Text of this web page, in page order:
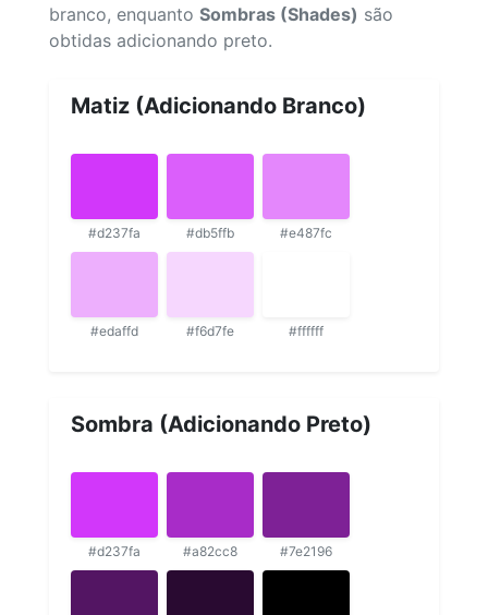
branco, enquanto Sombras (Shades) são
obtidas adicionando preto.
Matiz (Adicionando Branco)
#d237fa #db5ffb #e487fc
#edaffd #f6d7fe #ffffff
Sombra (Adicionando Preto)
#d237fa #a82cc8 #7e2196